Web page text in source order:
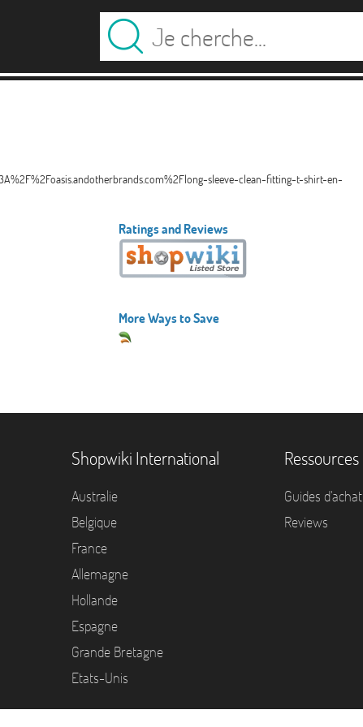
sleeve-clean-fitting-t-shirt-en-
Ratings and Reviews
More Ways to Save
Shopwiki International
Australie
Belgique
France
Allemagne
Hollande
Espagne
Grande Bretagne
Etats-Unis
Ressources
Guides d'achat
Reviews